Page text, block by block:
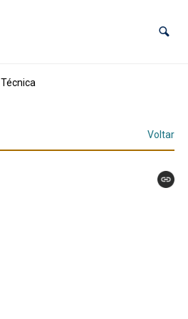
Técnica
Voltar